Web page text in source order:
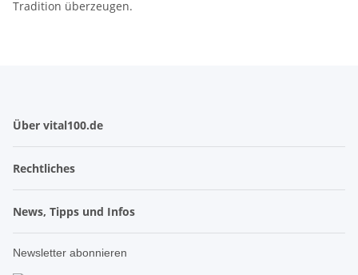
Tradition überzeugen.
Über vital100.de
Rechtliches
News, Tipps und Infos
Newsletter abonnieren